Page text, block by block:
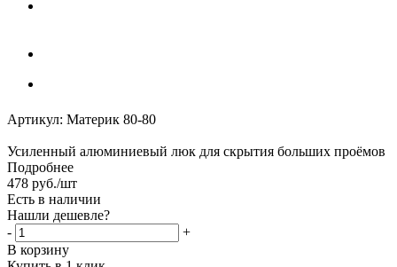
Артикул: Материк 80-80
Усиленный алюминиевый люк для скрытия больших проёмов
Подробнее
478 руб./шт
Есть в наличии
Нашли дешевле?
-
+
В корзину